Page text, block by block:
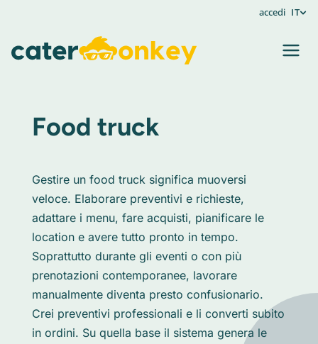
accedi IT
Food truck
Gestire un food truck significa muoversi
veloce. Elaborare preventivi e richieste,
adattare i menu, fare acquisti, pianificare le
location e avere tutto pronto in tempo.
Soprattutto durante gli eventi o con più
prenotazioni contemporanee, lavorare
manualmente diventa presto confusionario.
Crei preventivi professionali e li converti subito
in ordini. Su quella base il sistema genera le